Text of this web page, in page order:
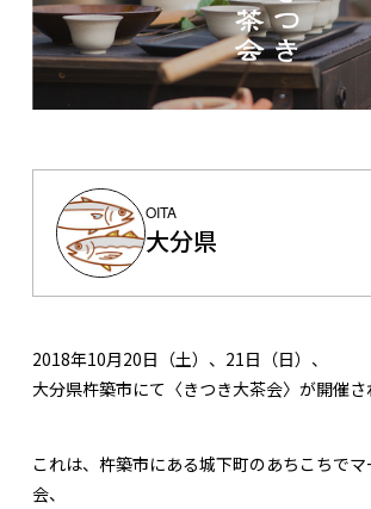
OITA
大分県
2018年10月20日（土）、21日（日）、
大分県杵築市にて〈きつき大茶会〉が開催さ
これは、杵築市にある城下町のあちこちで
会、